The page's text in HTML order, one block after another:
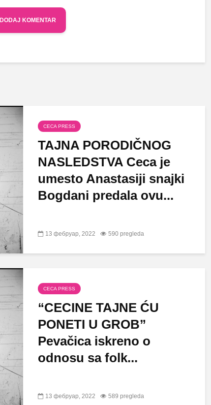
DODAJ KOMENTAR
CECA PRESS
TAJNA PORODIČNOG
NASLEDSTVA Ceca je
umesto Anastasiji snajki
Bogdani predala ovu...
13 фебруар, 2022 590 pregleda
CECA PRESS
“CECINE TAJNE ĆU
PONETI U GROB”
Pevačica iskreno o
odnosu sa folk...
13 фебруар, 2022 589 pregleda